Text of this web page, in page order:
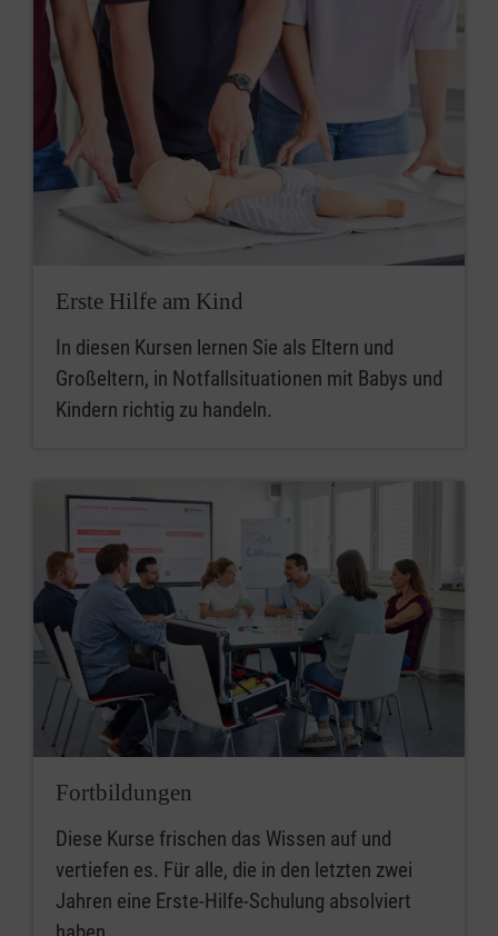
Erste Hilfe am Kind
In diesen Kursen lernen Sie als Eltern und
Großeltern, in Notfallsituationen mit Babys und
Kindern richtig zu handeln.
Fortbildungen
Diese Kurse frischen das Wissen auf und
vertiefen es. Für alle, die in den letzten zwei
Jahren eine Erste-Hilfe-Schulung absolviert